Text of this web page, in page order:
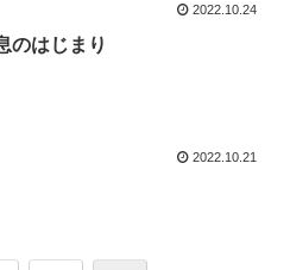
2022.10.24
のはじまり
2022.10.21